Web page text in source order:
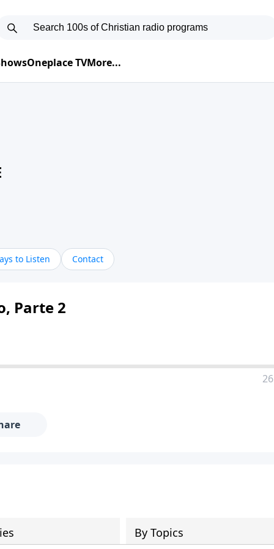
Oneplace TVMore...
to Listen Contact
Parte 2
By Topics